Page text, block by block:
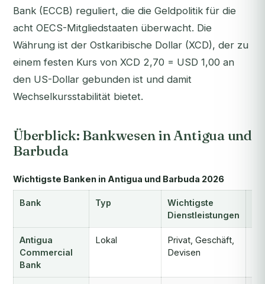
Bank (ECCB) reguliert, die die Geldpolitik für die
acht OECS-Mitgliedstaaten überwacht. Die
Währung ist der Ostkaribische Dollar (XCD), der zu
einem festen Kurs von XCD 2,70 = USD 1,00 an
den US-Dollar gebunden ist und damit
Wechselkursstabilität bietet.
Überblick: Bankwesen in Antigua und
Barbuda
Wichtigste Banken in Antigua und Barbuda 2026
Bank Typ
Wichtigste
Dienstleistungen
Antigua
Commercial
Bank
Lokal
Privat, Geschäft,
Devisen